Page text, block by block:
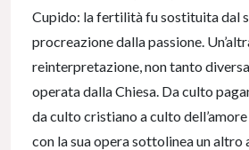
Cupido: la fertilità fu sostituita dal
procreazione dalla passione.
reinterpretazione, non tanto
operata dalla Chiesa. Da culto
da culto cristiano a culto
con la sua opera sottolinea un